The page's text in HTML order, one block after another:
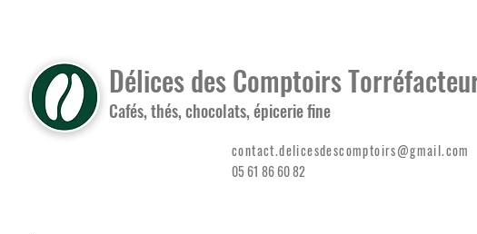
Délices des Comptoirs
Cafés, thés, chocolats, épicerie fine
contact.delicesdescomptoirs@gmail.com
05 61 86 60 82